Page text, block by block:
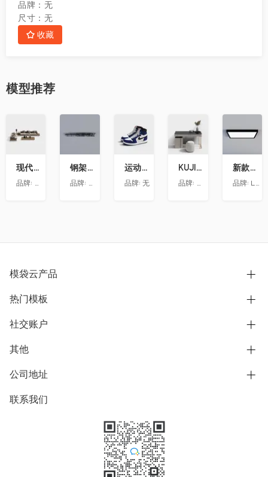
品牌： 无
尺寸： 无
收藏
模型推荐
藏
现代转角沙发组合模型ID 11005665-4
品牌:
朗饰墙纸
藏
钢架天花
品牌:
智策品牌策划
收
藏
运动鞋3-Hikj
品牌: 无
收
藏
KUJIALE-现代-梳妆台019
品牌:
梵客家装
藏
新款黑框方灯
品牌: LUDU绿都－全屋定制吊顶
模袋云产品
别墅设计营销
模型协同展示分享
别墅社区
别墅模板
热门模板
欧式别墅
中式别墅
日式别墅
社交账户
B站
抖音
微信公众号
其他
用户服务协议
隐私政策
公司地址
上海市浦东新区东方路1215-1217号
联系我们